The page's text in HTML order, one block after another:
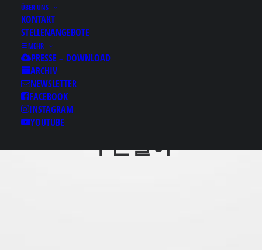
ÜBER UNS
KONTAKT
STELLENANGEBOTE
MEHR
PRESSE – DOWNLOAD
ARCHIV
NEWSLETTER
FACEBOOK
INSTAGRAM
YOUTUBE
Results for: 여주피팅모
델알바▒『텔레
room789』♭여주당일
지급♟여주돈벌이 여주
주말알바 여주알고잡 여
주돈벌이